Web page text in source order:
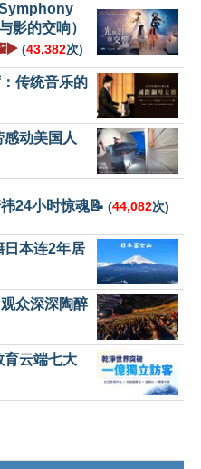
影的交响）
(43,382次)
传统音乐的
动美国人
24小时惊魂📝 (44,082次)
日本连2年居
众深深陶醉
育云端七大